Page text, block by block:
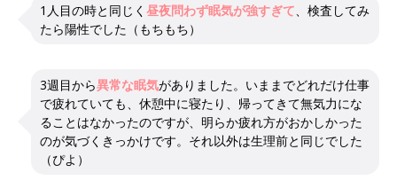
1人目の時と同じく 昼夜問わず眠気が強すぎて 、検査してみ
たら陽性でした（もちもち）
3週目から異常な眠気がありました。いままでどれだけ仕事
で疲れていても、休憩中に寝たり、帰ってきて無気力にな
ることはなかったのですが、明らか疲れ方がおかしかった
のが気づくきっかけです。それ以外は生理前と同じでした
（ぴよ）